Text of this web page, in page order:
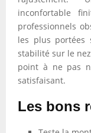
inconfortable
professionnels
les plus portées
stabilité sur le
point à ne pas
satisfaisant.
Les bons